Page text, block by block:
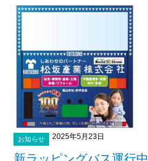
お知らせ 2025年5月23日